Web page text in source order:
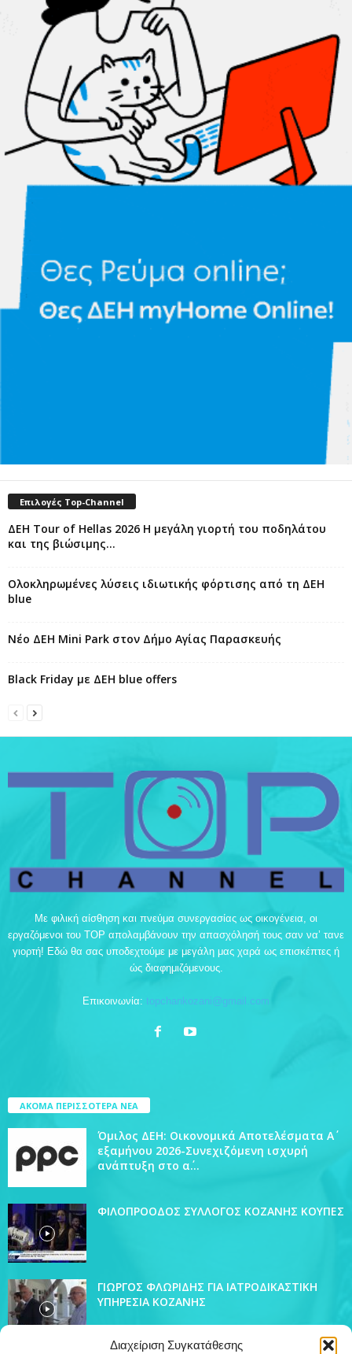
Διαχείριση Συγκατάθεσης
Επιλογές Top-Channel
ΔΕΗ Tour of Hellas 2026 Η μεγάλη γιορτή του ποδηλάτου
και της βιώσιμης...
Ολοκληρωμένες λύσεις ιδιωτικής φόρτισης από τη ΔΕΗ
blue
Νέο ΔΕΗ Mini Park στον Δήμο Αγίας Παρασκευής
Black Friday με ΔΕΗ blue offers
Με φιλική αίσθηση και πνεύμα συνεργασίας ως οικογένεια, οι
εργαζόμενοι του TOP απολαμβάνουν την απασχόλησή τους σαν να’ τανε
γιορτή! Εδώ θα σας υποδεχτούμε με μεγάλη μας χαρά ως επισκέπτες ή
ώς διαφημιζόμενους.
Επικοινωνία: topchankozani@gmail.com
ΑΚΟΜΑ ΠΕΡΙΣΣΟΤΕΡΑ ΝΕΑ
Όμιλος ΔΕΗ: Οικονομικά Αποτελέσματα Α΄
εξαμήνου 2026-Συνεχιζόμενη ισχυρή
ανάπτυξη στο α΄...
ΦΙΛΟΠΡΟΟΔΟΣ ΣΥΛΛΟΓΟΣ ΚΟΖΑΝΗΣ ΚΟΥΠΕΣ
ΓΙΩΡΓΟΣ ΦΛΩΡΙΔΗΣ ΓΙΑ ΙΑΤΡΟΔΙΚΑΣΤΙΚΗ
ΥΠΗΡΕΣΙΑ ΚΟΖΑΝΗΣ